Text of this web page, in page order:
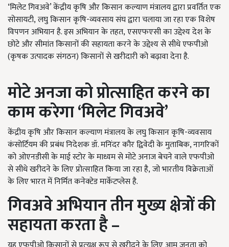
‘मिलेट गिवअवे’ केंद्रीय कृषि और किसान कल्याण मंत्रालय द्वारा प्रवर्तित एक
सोसायटी,लघु किसान कृषि-व्यवसाय संघ द्वारा चलाया जा रहा एक विशेष
विपणन अभियान है. इस अभियान के तहत,एसएफएसी का उद्देश्य देश के
छोटे और सीमांत किसानों की सहायता करने के उद्देश्य से सीधे एफपीओ
(कृषक उत्पादक संगठन) किसानों से खरीदारी को बढ़ावा देना है.
मोटे अनजा को प्रोत्साहित करने का
काम करेगा‘मिलेट गिवअवे’
केंद्रीय कृषि और किसान कल्याण मंत्रालय के लघु किसान कृषि-व्यवसाय
कंसोर्टियम की प्रबंध निदेशक डॉ. मनिंदर कौर द्विवेदी के मुताबिक, नागरिकों
को ओएनडीसी के माई स्टोर के माध्यम से मोटे अनाज बेचने वाले एफपीओ
से सीधे खरीदने के लिए प्रोत्साहित किया जा रहा है,जो भारतीय विक्रेताओं
के लिए भारत में निर्मित कनेक्टेड मार्केटप्लेस है.
गिवअवे अभियान तीन मुख्य क्षेत्रों की
सहायता करता है –